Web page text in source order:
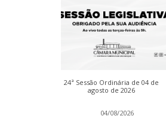
24ª Sessão Ordinária de 04 de
agosto de 2026
04/08/2026